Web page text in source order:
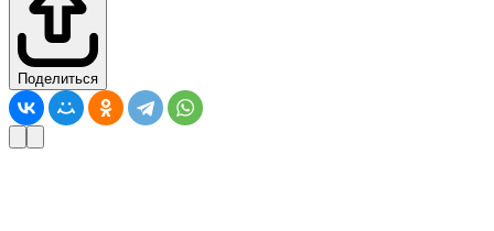
Поделиться